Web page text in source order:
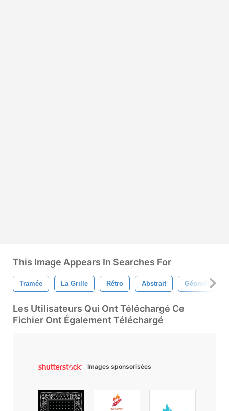
This Image Appears In Searches For
Tramée La Grille Rétro Abstrait Géométrique
Les Utilisateurs Qui Ont Téléchargé Ce
Fichier Ont Également Téléchargé
Images sponsorisées